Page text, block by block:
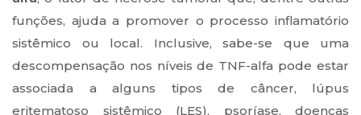
funções, ajuda a promover o processo inflamatório
sistêmico ou local. Inclusive, sabe-se que uma
descompensação nos níveis de TNF-alfa pode estar
associada a alguns tipos de câncer, lúpus
eritematoso sistêmico (LES), psoríase, doenças